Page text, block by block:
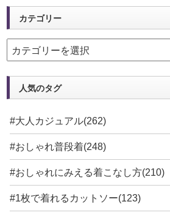
カテゴリー
人気のタグ
#大人カジュアル(262)
#おしゃれ普段着(248)
#おしゃれにみえる着こなし方(210)
#1枚で着れるカットソー(123)